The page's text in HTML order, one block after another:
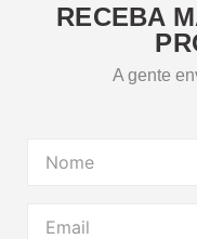
RECEBA
A gente